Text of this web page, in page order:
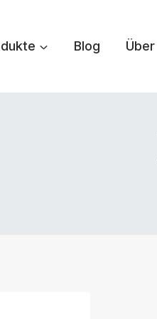
Blog Über